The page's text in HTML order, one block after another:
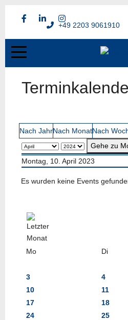
+49 2203 9061910
Nach JahrNach MonatNach
Gehe zu
Montag, 10. April 2023
Es wurden keine Events
Mo Di
3 4
10
11
17
18
24
25